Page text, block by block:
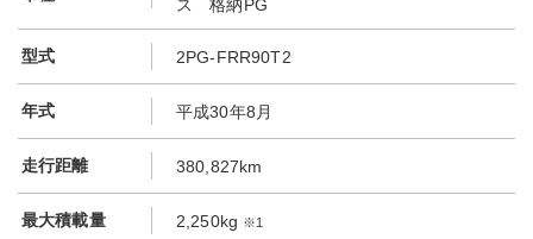
ス 格納PG
型式 2PG-FRR90T2
年式 平成30年8月
走行距離 380,827km
最大積載量 2,250kg ※1